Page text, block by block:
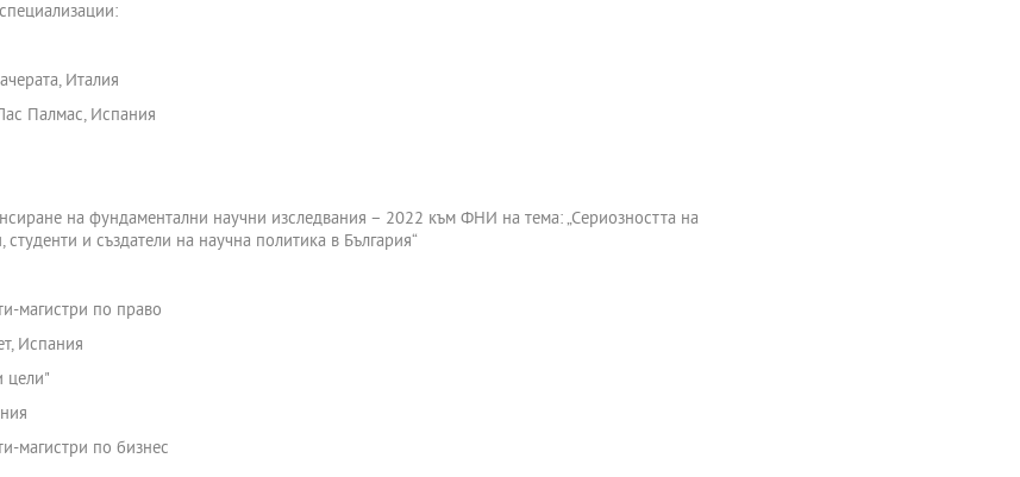
Италия
Палмас, Испания
на фундаментални научни изследвания – 2022 към ФНИ на тема: „Сериозността на
и създатели на научна политика в България“
магистри по право
Испания
цели"
магистри по бизнес